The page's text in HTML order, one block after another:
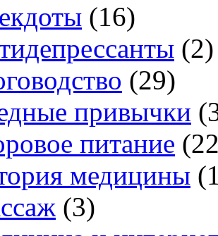
(16)
(2)
(29)
привычки
питание
медицины
(3)